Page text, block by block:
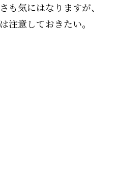
も気にはなりますが、
注意しておきたい。